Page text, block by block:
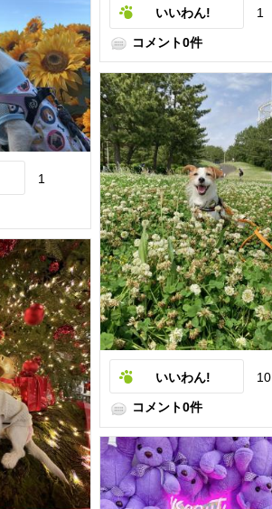
いいわん! 1
コメント0件
1
いいわん! 10
コメント0件